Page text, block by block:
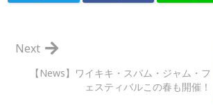
【News】ワイキキ・スパム・ジャム・フ
ェスティバルこの春も開催！
Next